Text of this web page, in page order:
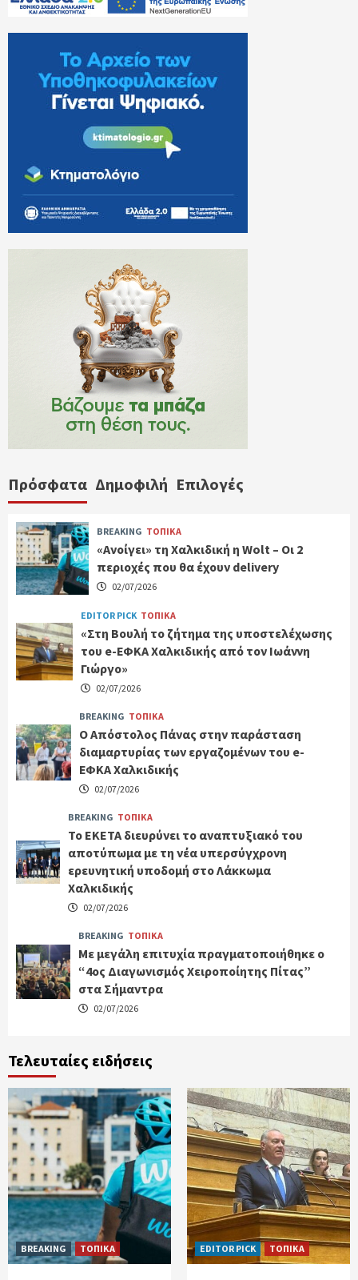
Πρόσφατα Δημοφιλή Επιλογές
BREAKING ΤΟΠΙΚΑ
«Ανοίγει» τη Χαλκιδική η Wolt – Οι 2
περιοχές που θα έχουν delivery
02/07/2026
EDITOR PICK ΤΟΠΙΚΑ
«Στη Βουλή το ζήτημα της υποστελέχωσης
του e-ΕΦΚΑ Χαλκιδικής από τον Ιωάννη
Γιώργο»
02/07/2026
BREAKING ΤΟΠΙΚΑ
Ο Απόστολος Πάνας στην παράσταση
διαμαρτυρίας των εργαζομένων του e-
ΕΦΚΑ Χαλκιδικής
02/07/2026
BREAKING ΤΟΠΙΚΑ
Το ΕΚΕΤΑ διευρύνει το αναπτυξιακό του
αποτύπωμα με τη νέα υπερσύγχρονη
ερευνητική υποδομή στο Λάκκωμα
Χαλκιδικής
02/07/2026
BREAKING ΤΟΠΙΚΑ
Με μεγάλη επιτυχία πραγματοποιήθηκε ο
“4ος Διαγωνισμός Χειροποίητης Πίτας”
στα Σήμαντρα
02/07/2026
Τελευταίες ειδήσεις
BREAKING ΤΟΠΙΚΑ EDITOR PICK ΤΟΠΙΚΑ